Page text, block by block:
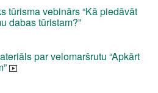
tūrisma vebinārs “Kā piedāvāt
dabas tūristam?”
par velomaršrutu “Apkārt